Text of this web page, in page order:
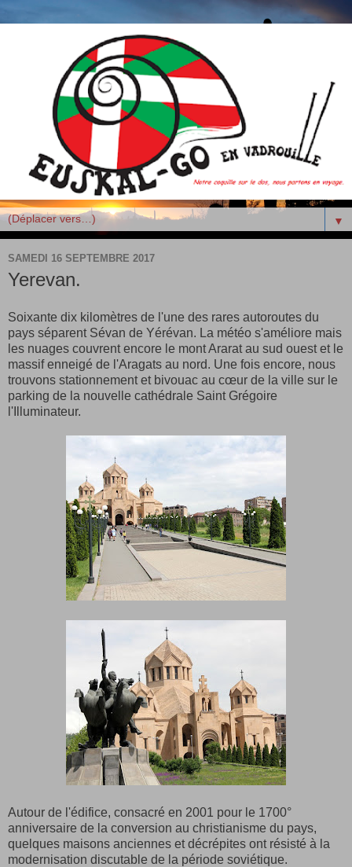
▼
SAMEDI 16 SEPTEMBRE 2017
Yerevan.
Soixante dix kilomètres de l'une des rares autoroutes du
pays séparent Sévan de Yérévan. La météo s'améliore mais
les nuages couvrent encore le mont Ararat au sud ouest et le
massif enneigé de l'Aragats au nord. Une fois encore, nous
trouvons stationnement et bivouac au cœur de la ville sur le
parking de la nouvelle cathédrale Saint Grégoire
l'Illuminateur.
Autour de l'édifice, consacré en 2001 pour le 1700°
anniversaire de la conversion au christianisme du pays,
quelques maisons anciennes et décrépites ont résisté à la
modernisation discutable de la période soviétique.